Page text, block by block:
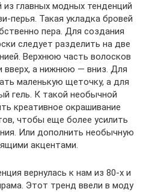
главных модных тенденций
перья. Такая укладка бровей
пера. Для создания
следует разделить на две
Верхнюю часть волосков
вверх, а нижнюю — вниз. Для
маленькую щеточку, а для
гель. К такой необычной
креативное окрашивание
чтобы еще более усилить
Или дополнить необычную
акцентами.
вернулась к нам из 80-х и
Этот тренд ввели в моду